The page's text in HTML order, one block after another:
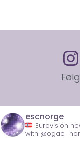
escnorge
Eurovision
with